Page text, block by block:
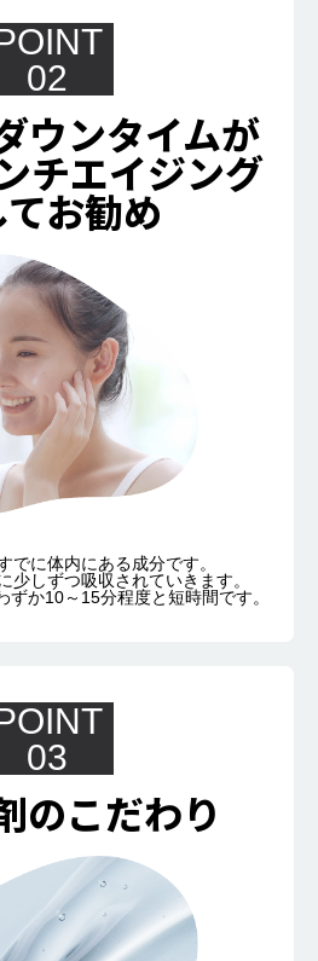
02
ウンタイムが
チエイジング
お勧め
でに体内にある成分です。
少しずつ吸収されていきます。
ずか10～15分程度と短時間です。
03
のこだわり